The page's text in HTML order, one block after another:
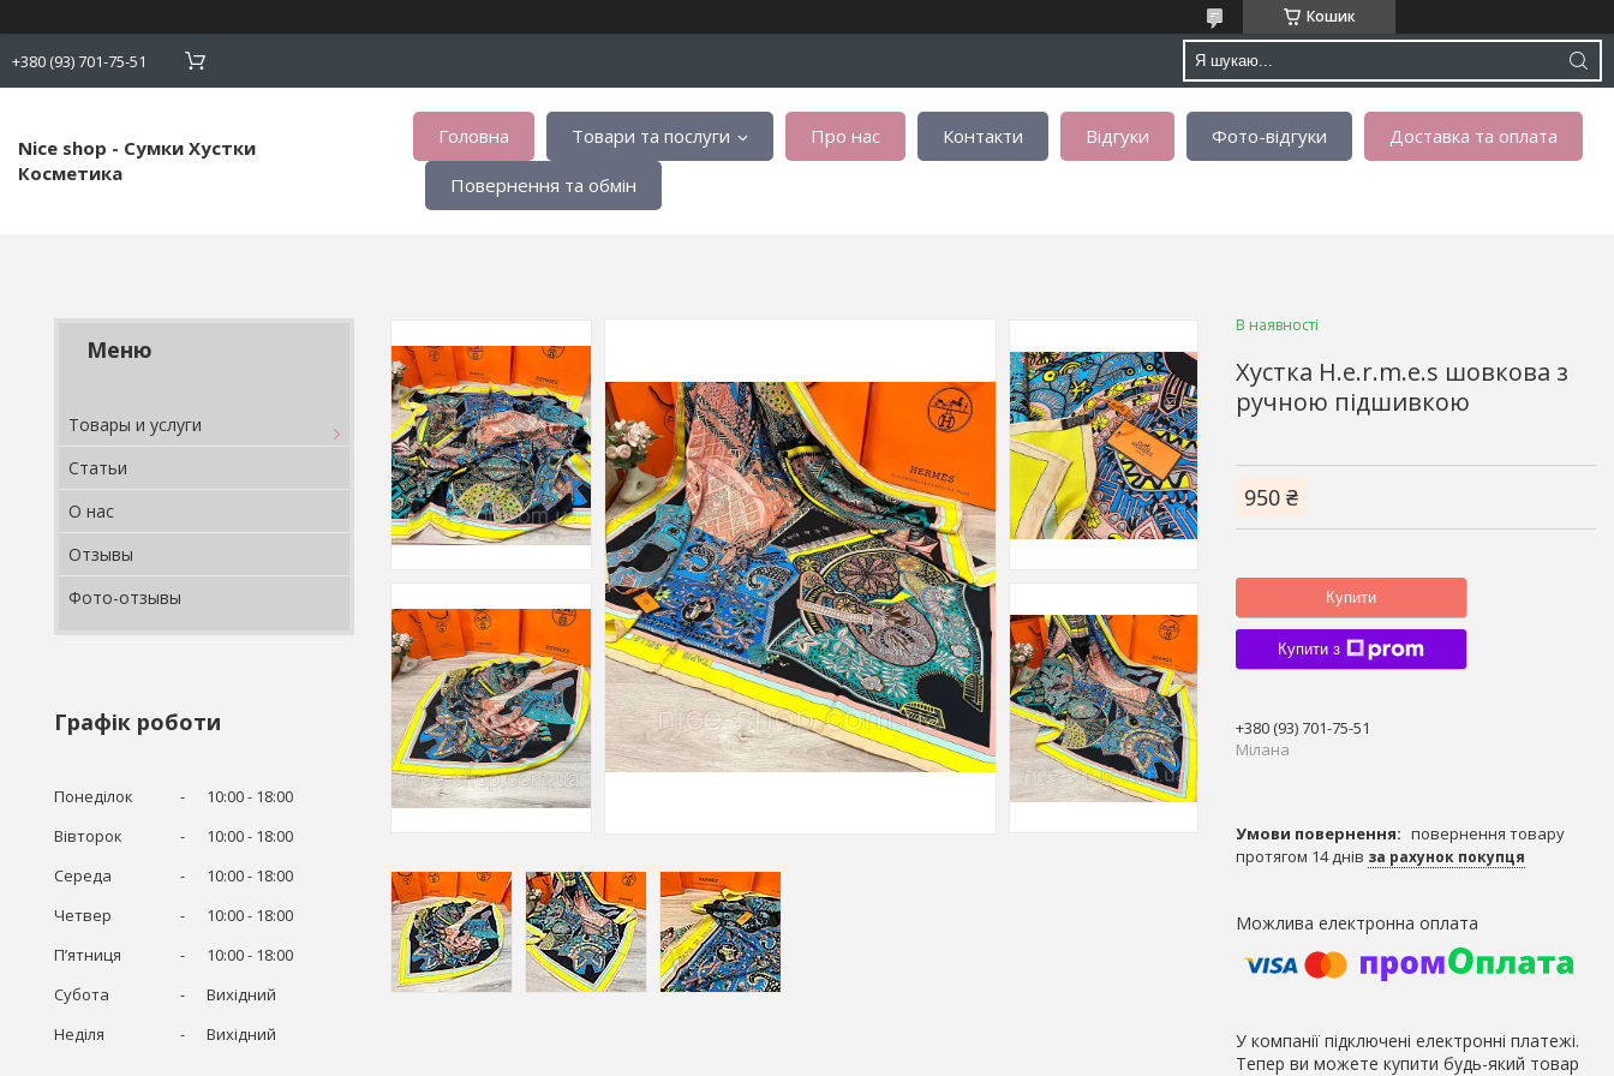
Кошик
+380 (93) 701-75-51
Nice shop - Сумки Хустки
Косметика
Головна Товари та послуги Про нас Контакти Відгуки Фото-відгуки Доставка та оплата
Повернення та обмін
Товары и услуги
Статьи
О нас
Отзывы
Фото-отзывы
Графік роботи
Понеділок 10:00
18:00
Вівторок
10:00
18:00
Середа
10:00
18:00
Четвер
10:00
18:00
Пʼятниця
10:00
18:00
Субота
Вихідний
Неділя
Вихідний
В наявності
Хустка H.e.r.m.e.s шовкова з
ручною підшивкою
950 ₴
Купити
Купити з
+380 (93) 701-75-51
Мілана
повернення товару
протягом 14 днів за рахунок покупця
У компанії підключені електронні платежі.
Тепер ви можете купити будь-який товар